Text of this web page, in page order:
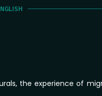
the experience of